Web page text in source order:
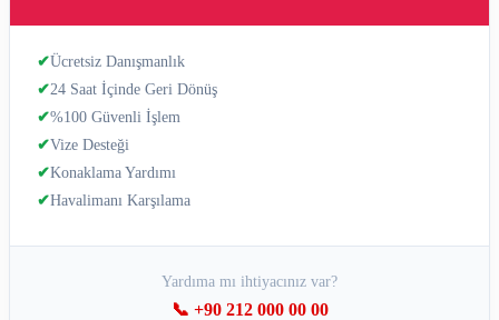
✔Ücretsiz Danışmanlık
✔24 Saat İçinde Geri Dönüş
✔%100 Güvenli İşlem
✔Vize Desteği
✔Konaklama Yardımı
✔Havalimanı Karşılama
Yardıma mı ihtiyacınız var?
📞 +90 212 000 00 00